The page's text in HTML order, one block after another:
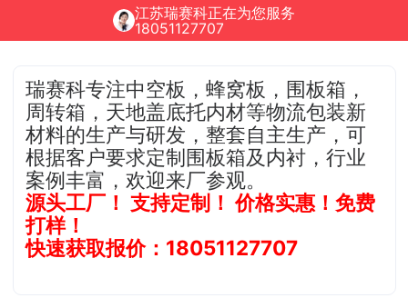
江苏瑞赛科正在为您服务
18051127707
瑞赛科专注中空板，蜂窝板，围板箱，
周转箱，天地盖底托内材等物流包装新
材料的生产与研发，整套自主生产，可
根据客户要求定制围板箱及内衬，行业
案例丰富，欢迎来厂参观。
源头工厂！ 支持定制！ 价格实惠！免费
打样！
快速获取报价：18051127707